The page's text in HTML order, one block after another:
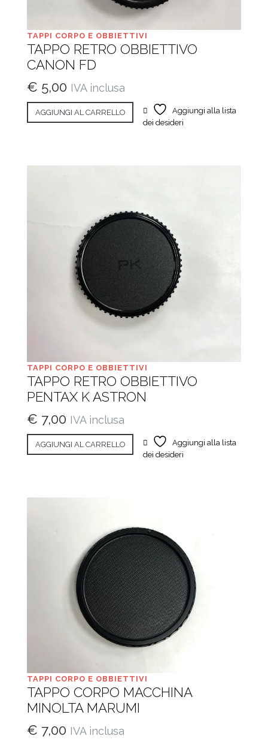
TAPPI CORPO E OBBIETTIVI
TAPPO RETRO OBBIETTIVO
CANON FD
€ 5,00 IVA inclusa
AGGIUNGI AL CARRELLO
Aggiungi alla lista
dei desideri
TAPPI CORPO E OBBIETTIVI
TAPPO RETRO OBBIETTIVO
PENTAX K ASTRON
€ 7,00 IVA inclusa
AGGIUNGI AL CARRELLO
Aggiungi alla lista
dei desideri
TAPPI CORPO E OBBIETTIVI
TAPPO CORPO MACCHINA
MINOLTA MARUMI
€ 7,00 IVA inclusa